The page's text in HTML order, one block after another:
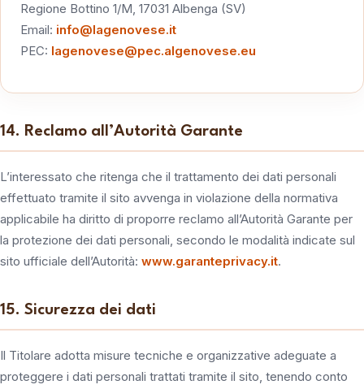
Regione Bottino 1/M, 17031 Albenga (SV)
Email: info@lagenovese.it
PEC: lagenovese@pec.algenovese.eu
14. Reclamo all’Autorità Garante
L’interessato che ritenga che il trattamento dei dati personali
effettuato tramite il sito avvenga in violazione della normativa
applicabile ha diritto di proporre reclamo all’Autorità Garante per
la protezione dei dati personali, secondo le modalità indicate sul
sito ufficiale dell’Autorità: www.garanteprivacy.it.
15. Sicurezza dei dati
Il Titolare adotta misure tecniche e organizzative adeguate a
proteggere i dati personali trattati tramite il sito, tenendo conto